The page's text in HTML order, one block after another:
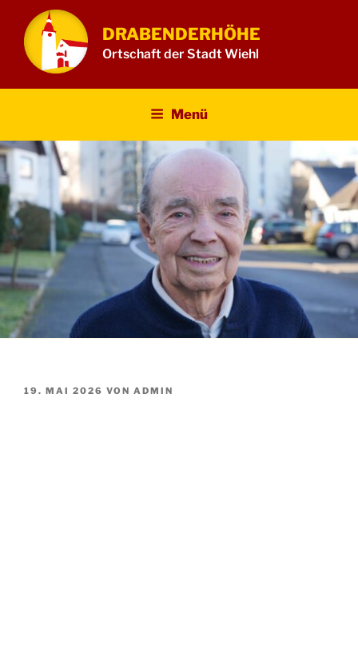
Inhalt
springen
DRABENDERHÖHE
Ortschaft der Stadt Wiehl
Menü
VERÖFFENTLICHT
19. MAI 2026 VON ADMIN